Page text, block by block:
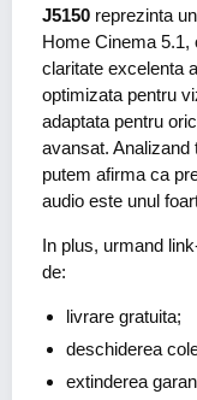
J5150 reprezinta
Home Cinema 5.1,
claritate excelenta
optimizata pentru
adaptata pentru
avansat.
putem afirma ca
audio este unul
In plus, urmand
de:
livrare gratuita;
deschiderea
extinderea